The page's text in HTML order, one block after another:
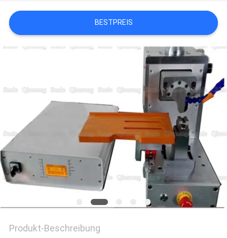
SITEMAP
DATENSCHUTZRICHTLINIE
BESTPREIS
Produkt-Beschreibung